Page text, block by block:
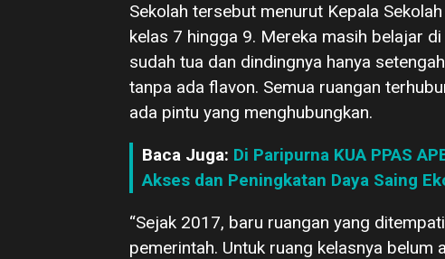
Sekolah tersebut menurut Kepala
kelas 7 hingga 9. Mereka masih belajar
sudah tua dan dindingnya hanya
tanpa ada flavon. Semua ruangan
ada pintu yang menghubungkan.
Baca Juga: Di Paripurna KUA PPAS
Akses dan Peningkatan Daya Saing
“Sejak 2017, baru ruangan yang
pemerintah. Untuk ruang kelasnya